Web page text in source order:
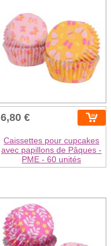
6,80 €
Caissettes pour cupcakes
avec papillons de Pâques -
PME - 60 unités